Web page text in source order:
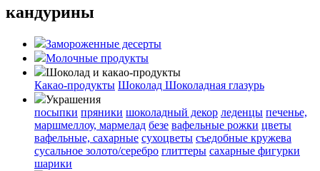
кандурины
Замороженные десерты
Молочные продукты
Шоколад и какао-продукты
Какао-продукты Шоколад Шоколадная глазурь
Украшения
посыпки пряники шоколадный декор леденцы печенье,
маршмеллоу, мармелад безе вафельные рожки цветы
вафельные, сахарные сухоцветы съедобные кружева
сусальное золото/серебро глиттеры сахарные фигурки
шарики